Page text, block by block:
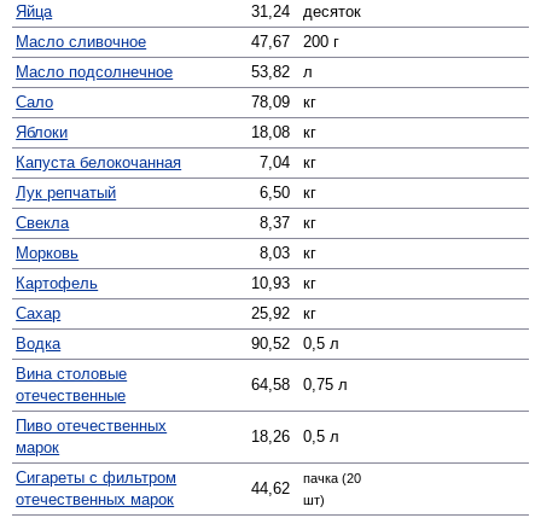
Яйца 31,24
десяток
Масло сливочное
47,67
200 г
Масло подсолнечное
53,82
л
Сало
78,09
кг
Яблоки
18,08
кг
Капуста белокочанная
7,04
кг
Лук репчатый
6,50
кг
Свекла
8,37
кг
Морковь
8,03
кг
Картофель
10,93
кг
Сахар
25,92
кг
Водка
90,52
0,5 л
Вина столовые
отечественные
64,58 0,75 л
Пиво отечественных
марок
18,26 0,5 л
Сигареты с фильтром
отечественных марок
44,62
пачка (20
шт)